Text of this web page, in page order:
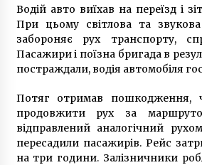
Цей день в історії:
7 років ago
Як допомогти підлітку
1 рік ago
Водій авто виїхав на переїзд і
При цьому світлова та звукова
забороняє рух транспорту,
Пасажири і поїзна бригада в
постраждали, водія автомобіля
Потяг отримав пошкодження,
продовжити рух за
відправлений аналогічний
пересадили пасажирів. Рейс
на три години. Залізничники